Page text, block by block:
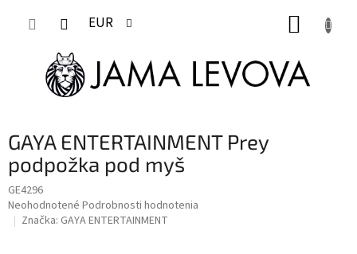
EUR
GAYA ENTERTAINMENT Prey
podpožka pod myš
GE4296
Priemerné
hodnotenie
Neohodnotené Podrobnosti hodnotenia
Značka: GAYA ENTERTAINMENT